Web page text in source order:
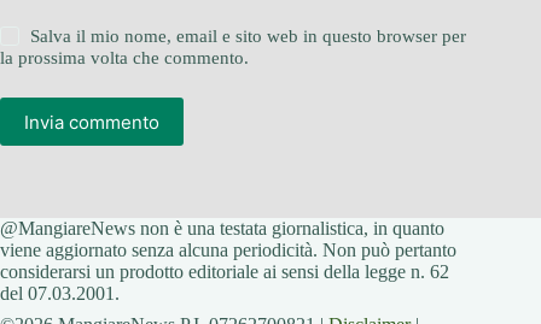
Salva il mio nome, email e sito web in questo browser per
la prossima volta che commento.
Invia commento
@MangiareNews non è una testata giornalistica, in quanto
viene aggiornato senza alcuna periodicità. Non può pertanto
considerarsi un prodotto editoriale ai sensi della legge n. 62
del 07.03.2001.